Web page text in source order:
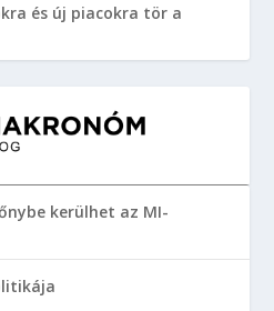
és új piacokra tör a
kerülhet az MI-